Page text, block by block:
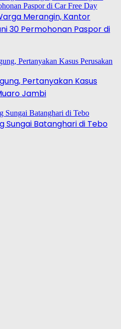
Merangin, Kantor
30 Permohonan Paspor di
Pertanyakan Kasus
Jambi
Sungai Batanghari di Tebo